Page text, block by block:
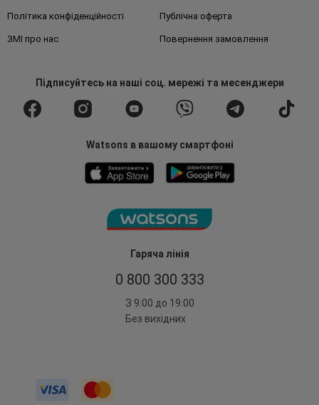
Гаряча лінія
0 800 300 333
З 9:00 до 19:00
Без вихідних
Політика конфіденційності Публічна оферта
ЗМІ про нас Повернення замовлення
Підписуйтесьна наші соц. мережі та месенджери
Watsons в вашому смартфоні